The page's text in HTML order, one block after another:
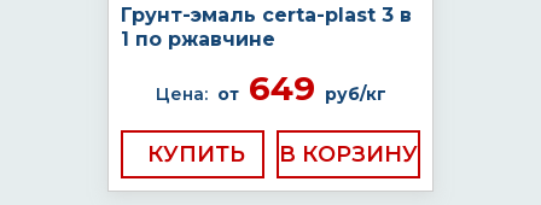
Грунт-эмаль certa-plast 3 в
1 по ржавчине
Цена: от649 руб/кг
КУПИТЬ